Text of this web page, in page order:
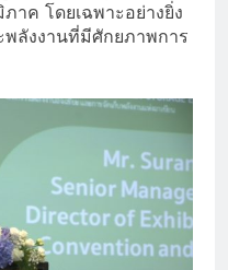
าค โดยเฉพาะอย่างยิ่ง
ลังงานที่มีศักยภาพการ